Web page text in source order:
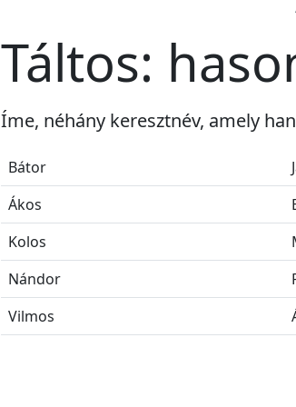
Táltos:
Íme, néhány keresztnév, amely
Bátor
Ákos
Kolos
Nándor
Vilmos